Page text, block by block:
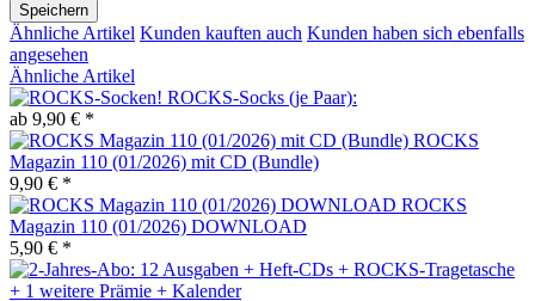
Speichern
Ähnliche Artikel Kunden kauften auch Kunden haben sich ebenfalls
angesehen
Ähnliche Artikel
ROCKS-Socks (je Paar):
ab 9,90 € *
ROCKS
Magazin 110 (01/2026) mit CD (Bundle)
9,90 € *
ROCKS
Magazin 110 (01/2026) DOWNLOAD
5,90 € *